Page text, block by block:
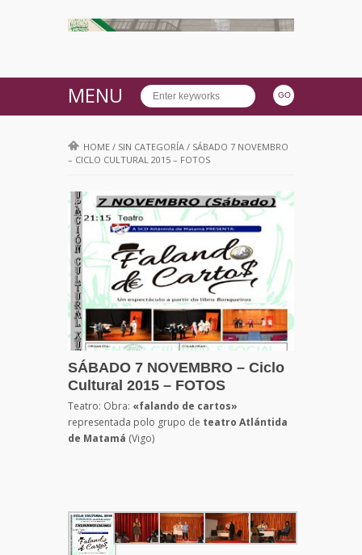
MENU
HOME / SIN CATEGORÍA / SÁBADO 7 NOVEMBRO
– CICLO CULTURAL 2015 – FOTOS
SÁBADO 7 NOVEMBRO – Ciclo
Cultural 2015 – FOTOS
Teatro: Obra: «falando de cartos»
representada polo grupo de teatro Atlántida
de Matamá (Vigo)